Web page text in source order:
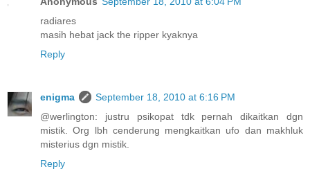
radiares
masih hebat jack the ripper kyaknya
Reply
enigma
September 18, 2010 at 6:16 PM
@werlington: justru psikopat tdk pernah dikaitkan dgn
mistik. Org lbh cenderung mengkaitkan ufo dan makhluk
misterius dgn mistik.
Reply